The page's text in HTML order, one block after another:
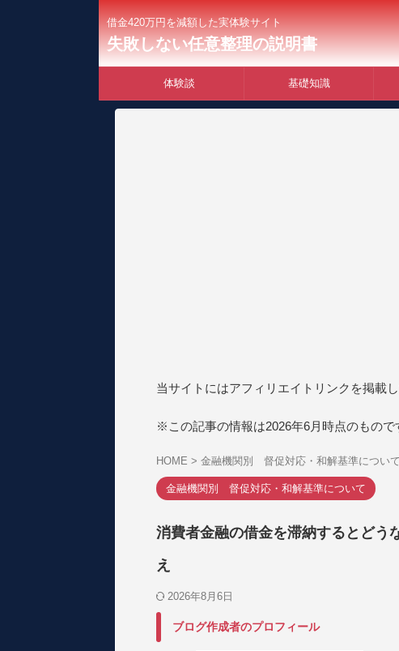
借金420万円を減額した実体験サイト
失敗しない任意整理の説明書
体験談 基礎知識
当サイトにはアフィリエイトリンクを掲載し
※この記事の情報は2026年6月時点のもので
HOME > 金融機関別 督促対応・和解基準について
金融機関別 督促対応・和解基準について
消費者金融の借金を滞納するとどう
え
2026年8月6日
ブログ作成者のプロフィール